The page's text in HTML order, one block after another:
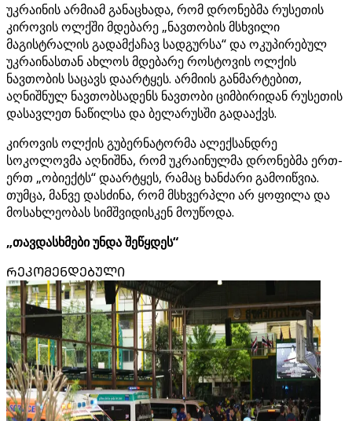
უკრაინის არმიამ განაცხადა, რომ დრონებმა რუსეთის
კიროვის ოლქში მდებარე „ნავთობის მსხვილი
მაგისტრალის გადამქაჩავ სადგურსა“ და ოკუპირებულ
უკრაინასთან ახლოს მდებარე როსტოვის ოლქის
ნავთობის საცავს დაარტყეს. არმიის განმარტებით,
აღნიშნულ ნავთობსადენს ნავთობი ციმბირიდან რუსეთის
დასავლეთ ნაწილსა და ბელარუსში გადააქვს.
კიროვის ოლქის გუბერნატორმა ალექსანდრე
სოკოლოვმა აღნიშნა, რომ უკრაინულმა დრონებმა ერთ-
ერთ „ობიექტს“ დაარტყეს, რამაც ხანძარი გამოიწვია.
თუმცა, მანვე დასძინა, რომ მსხვერპლი არ ყოფილა და
მოსახლეობას სიმშვიდისკენ მოუწოდა.
„თავდასხმები უნდა შეწყდეს“
ᲠᲔᲙᲝᲛᲔᲜᲓᲔᲑᲣᲚᲘ